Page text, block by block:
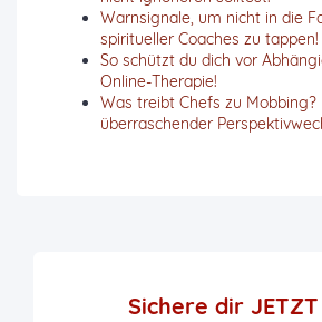
Warnsignale, um nicht in die
spiritueller Coaches zu tappen!
So schützt du dich vor
Online-Therapie!
Was treibt Chefs zu Mobbing?
überraschender
Sichere dir JETZT